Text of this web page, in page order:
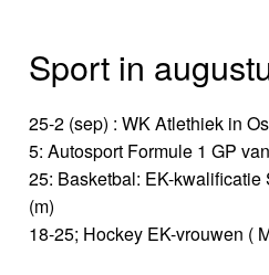
Sport in
25-2 (sep) : WK Atlethiek in
5: Autosport Formule 1 GP
25: Basketbal: EK-
(m)
18-25; Hockey EK-vrouwen (